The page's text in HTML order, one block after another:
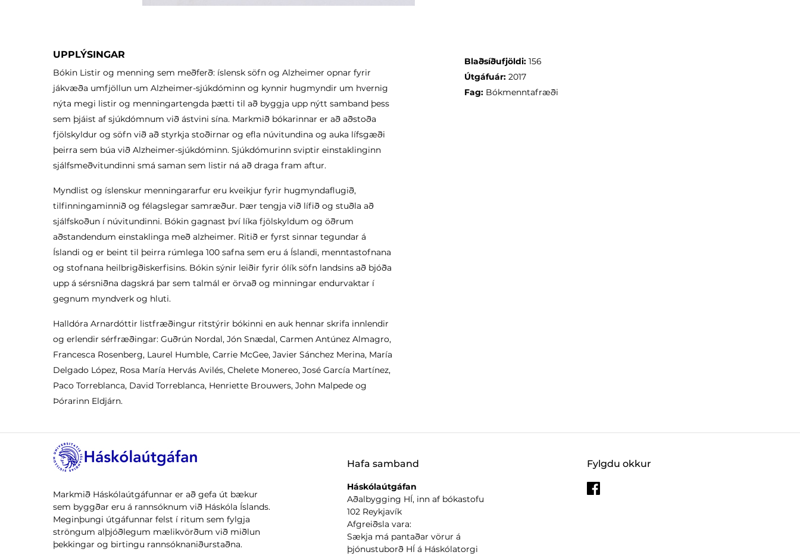
UPPLÝSINGAR
Bókin Listir og menning sem meðferð: íslensk söfn og Alzheimer opnar fyrir
jákvæða umfjöllun um Alzheimer-sjúkdóminn og kynnir hugmyndir um hvernig
nýta megi listir og menningartengda þætti til að byggja upp nýtt samband þess
sem þjáist af sjúkdómnum við ástvini sína. Markmið bókarinnar er að aðstoða
fjölskyldur og söfn við að styrkja stoðirnar og efla núvitundina og auka lífsgæði
þeirra sem búa við Alzheimer-sjúkdóminn. Sjúkdómurinn sviptir einstaklinginn
sjálfsmeðvitundinni smá saman sem listir ná að draga fram aftur.
Myndlist og íslenskur menningararfur eru kveikjur fyrir hugmyndaflugið,
tilfinningaminnið og félagslegar samræður. Þær tengja við lífið og stuðla að
sjálfskoðun í núvitundinni. Bókin gagnast því líka fjölskyldum og öðrum
aðstandendum einstaklinga með alzheimer. Ritið er fyrst sinnar tegundar á
Íslandi og er beint til þeirra rúmlega 100 safna sem eru á Íslandi, menntastofnana
og stofnana heilbrigðiskerfisins. Bókin sýnir leiðir fyrir ólík söfn landsins að bjóða
upp á sérsniðna dagskrá þar sem talmál er örvað og minningar endurvaktar í
gegnum myndverk og hluti.
Halldóra Arnardóttir listfræðingur ritstýrir bókinni en auk hennar skrifa innlendir
og erlendir sérfræðingar: Guðrún Nordal, Jón Snædal, Carmen Antúnez Almagro,
Francesca Rosenberg, Laurel Humble, Carrie McGee, Javier Sánchez Merina, María
Delgado López, Rosa María Hervás Avilés, Chelete Monereo, José García Martínez,
Paco Torreblanca, David Torreblanca, Henriette Brouwers, John Malpede og
Þórarinn Eldjárn.
Blaðsíðufjöldi: 156
Útgáfuár: 2017
Fag: Bókmenntafræði
Markmið Háskólaútgáfunnar er að gefa út bækur
sem byggðar eru á rannsóknum við Háskóla Íslands.
Meginþungi útgáfunnar felst í ritum sem fylgja
ströngum alþjóðlegum mælikvörðum við miðlun
þekkingar og birtingu rannsóknaniðurstaðna.
Fylgdu okkur
Hafa samband
Háskólaútgáfan
Aðalbygging HÍ, inn af bókastofu
102 Reykjavík
Afgreiðsla vara:
Sækja má pantaðar vörur á
þjónustuborð HÍ á Háskólatorgi